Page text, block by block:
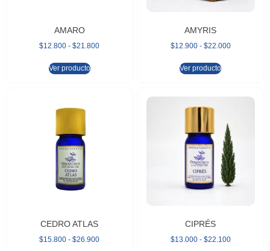
AMARO
$12.800 - $21.800
Ver producto
AMYRIS
$12.900 - $22.000
Ver producto
CEDRO ATLAS
$15.800 - $26.900
CIPRÉS
$13.000 - $22.100